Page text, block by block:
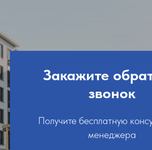
Закажите
звонок
Получите бесплатную
менеджера